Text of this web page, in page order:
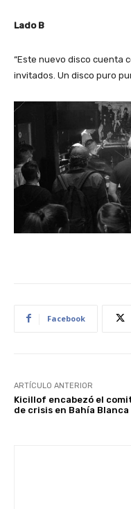
Lado B
“Este nuevo disco cuenta
invitados. Un disco puro
Facebook
ARTÍCULO ANTERIOR
Kicillof encabezó el
de crisis en Bahía Blanca